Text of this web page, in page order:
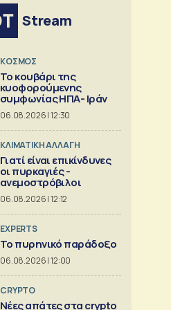
Stream
ΚΟΣΜΟΣ
Το κουβάρι της
κυοφορούμενης
συμφωνίας ΗΠΑ- Ιράν
06.08.2026 | 12:30
ΚΛΙΜΑΤΙΚΗ ΑΛΛΑΓΗ
Γιατί είναι επικίνδυνες
οι πυρκαγιές -
ανεμοστρόβιλοι
06.08.2026 | 12:12
EXPERTS
Το πυρηνικό παράδοξο
06.08.2026 | 12:00
CRYPTO
Νέες απάτες στα crypto